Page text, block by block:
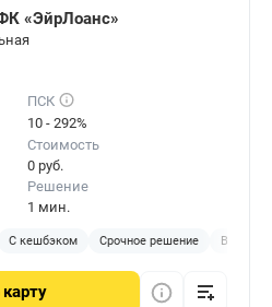
«ЭйрЛоанс»
ПСК
10 - 292%
Стоимость
0 руб.
Решение
1 мин.
С кешбэком Срочное решение
карту